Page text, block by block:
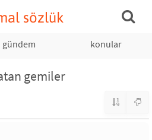
sözlük
gündem konular
gemiler